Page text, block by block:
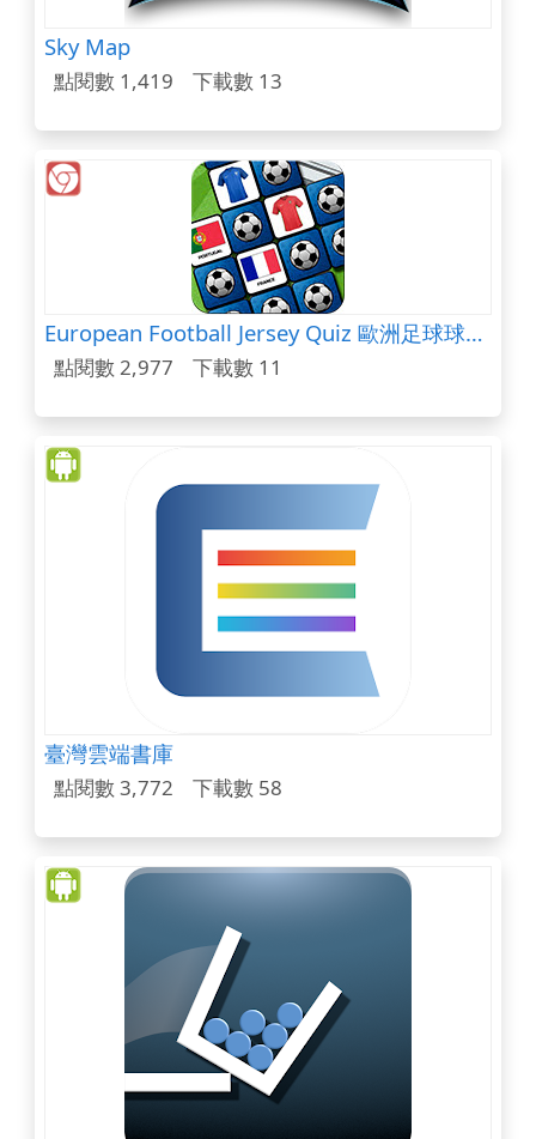
Sky Map
點閱數 1,419 下載數 13
European Football Jersey Quiz 歐洲足球球衣測驗
點閱數 2,977 下載數 11
臺灣雲端書庫
點閱數 3,772 下載數 58